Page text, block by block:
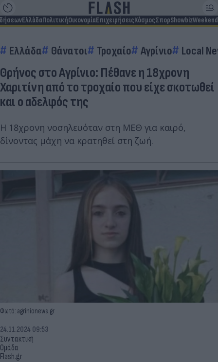
ΕλλάδαΠολιτικήΟικονομίαΕπιχειρήσειςΚόσμοςΣπορShowbizWeekend
Ελλάδα Θάνατοι Τροχαίο Αγρίνιο Local
Θρήνος στο Αγρίνιο: Πέθανε η 18χρονη
Χαριτίνη από το τροχαίο που είχε σκοτωθεί
και ο αδελφός της
Η 18χρονη νοσηλευόταν στη ΜΕΘ για καιρό,
δίνοντας μάχη να κρατηθεί στη ζωή.
Φωτό: agrinionews.gr
Συντακτική
Ομάδα
Flash.gr
24.11.2024 09:53